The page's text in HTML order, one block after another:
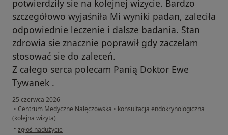
potwierdziły sie na kolejnej wizycie. Bardzo
szczegółowo wyjaśniła Mi wyniki padan, zaleciła
odpowiednie leczenie i dalsze badania. Stan
zdrowia sie znacznie poprawił gdy zaczelam
stosować sie do zaleceń.
Z całego serca polecam Panią Doktor Ewe
Tywanek .
25 czerwca 2026
• Centrum Medyczne Nałęczowska • konsultacja endokrynologiczna
(kolejna wizyta)
• w opinii użytkownika Karolina
zgłoś nadużycie